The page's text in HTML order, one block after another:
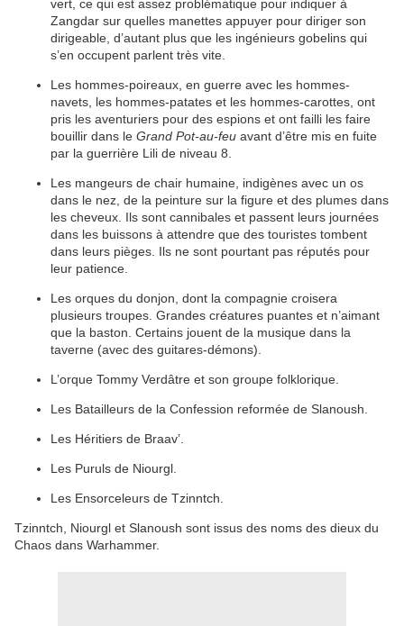
vert, ce qui est assez problématique pour indiquer à
Zangdar sur quelles manettes appuyer pour diriger son
dirigeable, d’autant plus que les ingénieurs gobelins qui
s’en occupent parlent très vite.
Les hommes-poireaux, en guerre avec les hommes-
navets, les hommes-patates et les hommes-carottes, ont
pris les aventuriers pour des espions et ont failli les faire
bouillir dans le Grand Pot-au-feu avant d’être mis en fuite
par la guerrière Lili de niveau 8.
Les mangeurs de chair humaine, indigènes avec un os
dans le nez, de la peinture sur la figure et des plumes dans
les cheveux. Ils sont cannibales et passent leurs journées
dans les buissons à attendre que des touristes tombent
dans leurs pièges. Ils ne sont pourtant pas réputés pour
leur patience.
Les orques du donjon, dont la compagnie croisera
plusieurs troupes. Grandes créatures puantes et n’aimant
que la baston. Certains jouent de la musique dans la
taverne (avec des guitares-démons).
L’orque Tommy Verdâtre et son groupe folklorique.
Les Batailleurs de la Confession reformée de Slanoush.
Les Héritiers de Braav’.
Les Puruls de Niourgl.
Les Ensorceleurs de Tzinntch.
Tzinntch, Niourgl et Slanoush sont issus des noms des dieux du
Chaos dans Warhammer.